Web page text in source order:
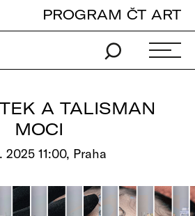
PROGRAM ČT ART
A TALISMAN
MOCI
2025 11:00, Praha